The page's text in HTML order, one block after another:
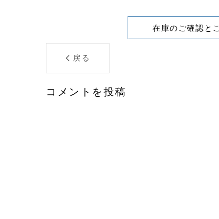
在庫のご確認と
戻る
コメントを投稿